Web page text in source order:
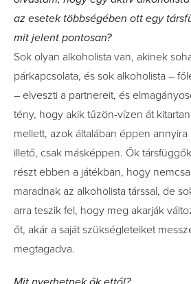
az esetek többségében ott egy
mit jelent pontosan?
Sok olyan alkoholista van, akinek
párkapcsolata, és sok alkoholista –
– elveszti a partnereit, és
tény, hogy akik tűzön-vízen át
mellett, azok általában éppen
illető, csak másképpen. Ők
részt ebben a játékban, hogy
maradnak az alkoholista társsal, de
arra teszik fel, hogy meg akarják
őt, akár a saját szükségleteiket
megtagadva.